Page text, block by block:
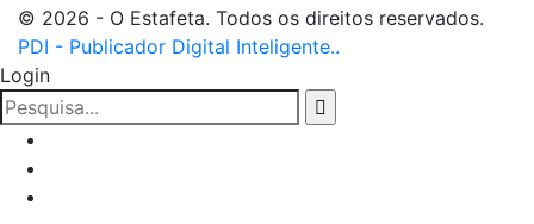
© 2026 - O Estafeta. Todos os direitos reservados.
PDI - Publicador Digital Inteligente..
Login